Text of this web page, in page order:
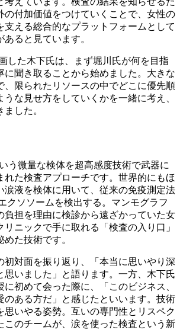
の付加価値をつけていくことで、女性の
支える総合的なプラットフォームとして
ると見ています。
した木下氏は、まず堀川氏が何を目指
に聞き取ることから始めました。大きな
、限られたリソースの中でどこに優先順
な見せ方をしていくかを一緒に考え、
した。
う微量な検体を超高感度技術で武器に
れた検査アプローチです。世界的にもほ
涙液を検体に用いて、従来の免疫測定法
クソソームを検出する。マンモグラフ
負担を理由に検診から遠ざかっていた女
ニックで手に取れる「検査の入り口」
た技術です。
初対面を振り返り、「本当に思いやり深
思いました」と語ります。一方、木下氏
初めて会った際に、「このビジネス、
のある方だ」と感じたといいます。技術
思いやる姿勢。互いの専門性とリスペク
このチームが、涙を使った検査という新